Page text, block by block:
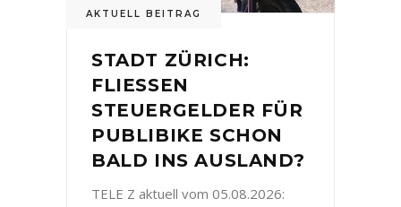
AKTUELL BEITRAG
STADT ZÜRICH:
FLIESSEN
STEUERGELDER FÜR
PUBLIBIKE SCHON
BALD INS AUSLAND?
TELE Z aktuell vom 05.08.2026: